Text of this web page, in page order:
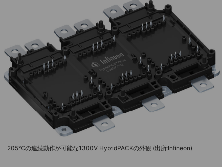
205℃の連続動作が可能な1300V HybridPACKの外観 (出所:Infineon)